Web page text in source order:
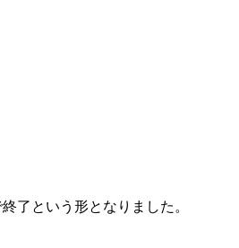
了という形となりました。